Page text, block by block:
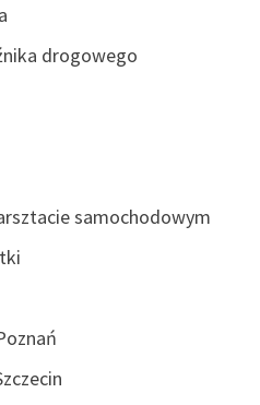
drogowego
samochodowym